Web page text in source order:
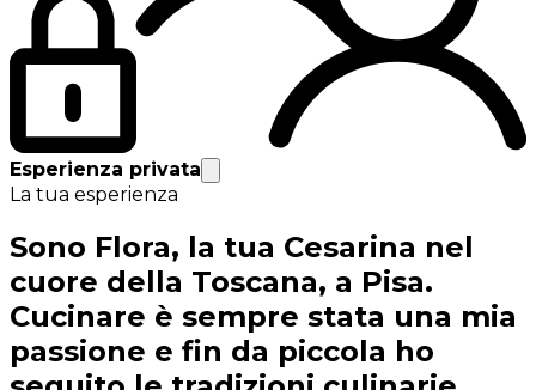
Esperienza privata
La tua esperienza
Sono Flora, la tua Cesarina nel
cuore della Toscana, a Pisa.
Cucinare è sempre stata una mia
passione e fin da piccola ho